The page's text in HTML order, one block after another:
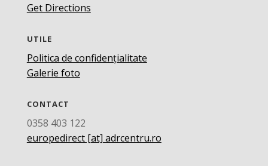
Get Directions
UTILE
Politica de confidențialitate
Galerie foto
CONTACT
0358 403 122
europedirect [at] adrcentru.ro